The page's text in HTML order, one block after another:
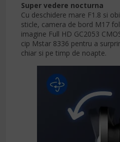
Super vedere nocturna
Cu deschidere mare F1.8 si
sticle, camera de bord M17
imagine Full HD GC2053
cip Mstar 8336 pentru a
chiar si pe timp de noapte.